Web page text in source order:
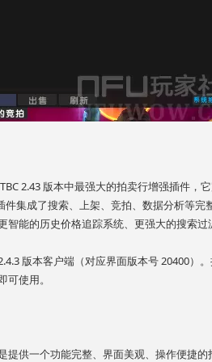
2.43 版本中最强大的拍卖行增强插件，
件集成了搜索、上架、竞拍、数据分析等
智能的历史价格追踪系统、更强大的搜索
版本客户端（对应界面版本号 20400）
使用。
提供一个功能完整、界面美观、操作便捷